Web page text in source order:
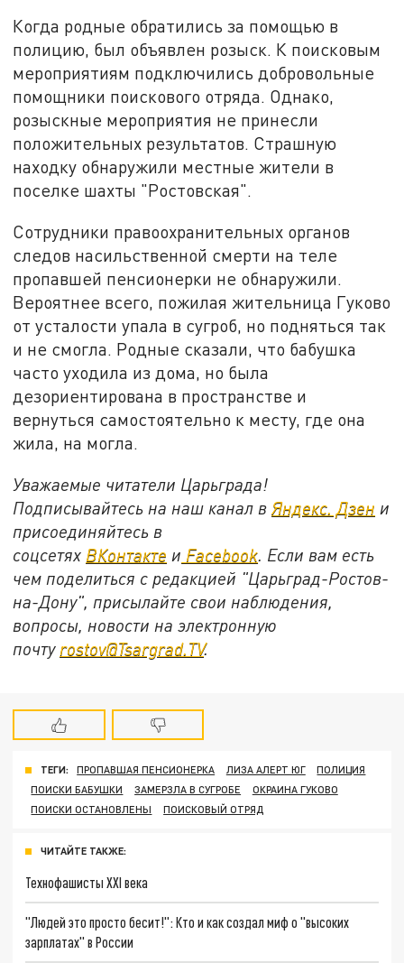
Когда родные обратились за помощью в
полицию, был объявлен розыск. К поисковым
мероприятиям подключились добровольные
помощники поискового отряда. Однако,
розыскные мероприятия не принесли
положительных результатов. Страшную
находку обнаружили местные жители в
поселке шахты "Ростовская".
Сотрудники правоохранительных органов
следов насильственной смерти на теле
пропавшей пенсионерки не обнаружили.
Вероятнее всего, пожилая жительница Гуково
от усталости упала в сугроб, но подняться так
и не смогла. Родные сказали, что бабушка
часто уходила из дома, но была
дезориентирована в пространстве и
вернуться самостоятельно к месту, где она
жила, на могла.
Уважаемые читатели Царьграда!
Подписывайтесь на наш канал вЯндекс. Дзен и
присоединяйтесь в
соцсетях ВКонтакте и Facebook. Если вам есть
чем поделиться с редакцией "Царьград-Ростов-
на-Дону", присылайте свои наблюдения,
вопросы, новости на электронную
почту rostov@Tsargrad.ТV.
ТЕГИ: ПРОПАВШАЯ ПЕНСИОНЕРКА ЛИЗА АЛЕРТ ЮГ
ПОЛИЦИЯ
ПОИСКИ БАБУШКИ
ЗАМЕРЗЛА В СУГРОБЕ
ОКРАИНА ГУКОВО
ПОИСКИ ОСТАНОВЛЕНЫ
ПОИСКОВЫЙ ОТРЯД
ЧИТАЙТЕ ТАКЖЕ:
Технофашисты XXI века
"Людей это просто бесит!": Кто и как создал миф о "высоких
зарплатах" в России